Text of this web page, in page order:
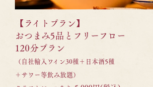
【ライトプラン】
おつまみ5品とフリーフロー
120分プラン
（自社輸入ワイン30種＋日本酒5種
＋サワー等飲み放題）